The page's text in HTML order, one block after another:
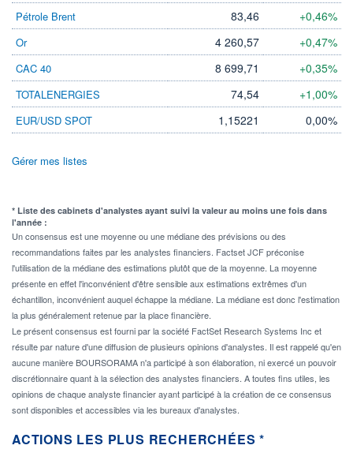
Pétrole Brent 83,46 +0,46%
Or 4 260,57 +0,47%
CAC 40 8 699,71 +0,35%
TOTALENERGIES 74,54 +1,00%
EUR/USD SPOT 1,15221 0,00%
Gérer mes listes
* Liste des cabinets d'analystes ayant suivi la valeur au moins une fois dans
l'année :
Un consensus est une moyenne ou une médiane des prévisions ou des
recommandations faites par les analystes financiers. Factset JCF préconise
l'utilisation de la médiane des estimations plutôt que de la moyenne. La moyenne
présente en effet l'inconvénient d'être sensible aux estimations extrêmes d'un
échantillon, inconvénient auquel échappe la médiane. La médiane est donc l'estimation
la plus généralement retenue par la place financière.
Le présent consensus est fourni par la société FactSet Research Systems Inc et
résulte par nature d'une diffusion de plusieurs opinions d'analystes. Il est rappelé qu'en
aucune manière BOURSORAMA n'a participé à son élaboration, ni exercé un pouvoir
discrétionnaire quant à la sélection des analystes financiers. A toutes fins utiles, les
opinions de chaque analyste financier ayant participé à la création de ce consensus
sont disponibles et accessibles via les bureaux d'analystes.
ACTIONS LES PLUS RECHERCHÉES *